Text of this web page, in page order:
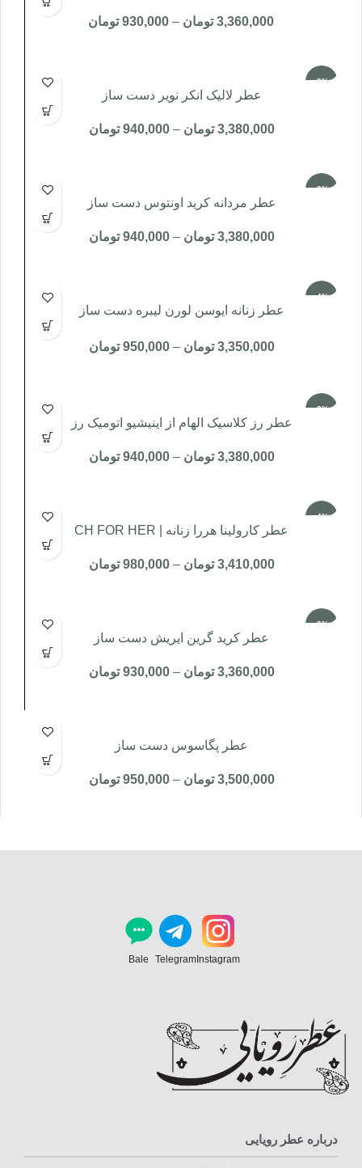
3,360,000 تومان –
930,000 تومان
-3%
عطر لالیک انکر نویر دست ساز
3,380,000 تومان –
940,000 تومان
-3%
عطر مردانه کرید اونتوس دست ساز
3,380,000 تومان –
940,000 تومان
-4%
عطر زنانه ایوسن لورن لیبره دست ساز
3,350,000 تومان –
950,000 تومان
-3%
عطر رز کلاسیک الهام از اینیشیو اتومیک رز
3,380,000 تومان –
940,000 تومان
-4%
عطر کارولینا هررا زنانه | CH FOR HER
3,410,000 تومان –
980,000 تومان
-3%
عطر کرید گرین ایریش دست ساز
3,360,000 تومان –
930,000 تومان
عطر پگاسوس دست ساز
3,500,000 تومان –
950,000 تومان
Instagram
Telegram
Bale
درباره عطر رویایی